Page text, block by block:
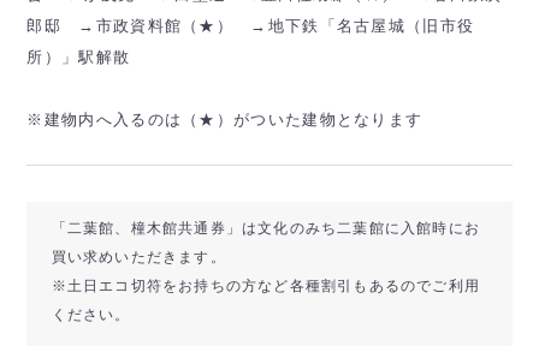
郎邸 →市政資料館（★） →地下鉄「名古屋城（旧市役
所）」駅解散
※建物内へ入るのは（★）がついた建物となります
「二葉館、橦木館共通券」は文化のみち二葉館に入館時にお
買い求めいただきます。
※土日エコ切符をお持ちの方など各種割引もあるのでご利用
ください。